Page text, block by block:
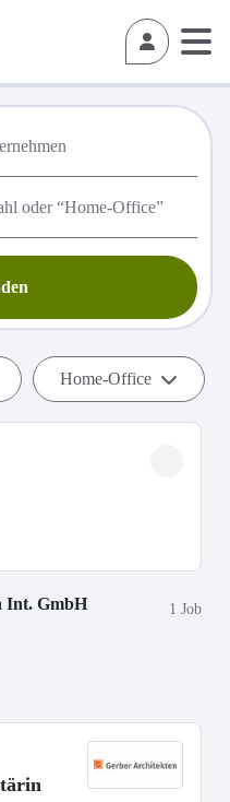
Home-Office
Int. GmbH 1 Job